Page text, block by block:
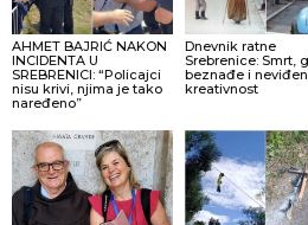
AHMET BAJRIĆ NAKON
INCIDENTA U
SREBRENICI: “Policajci
nisu krivi, njima je tako
naređeno”
Dnevnik ratne
Srebrenice: Smrt,
beznađe i
kreativnost